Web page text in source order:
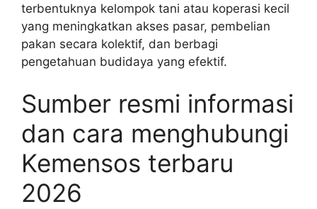
terbentuknya kelompok tani atau koperasi kecil
yang meningkatkan akses pasar, pembelian
pakan secara kolektif, dan berbagi
pengetahuan budidaya yang efektif.
Sumber resmi informasi
dan cara menghubungi
Kemensos terbaru
2026